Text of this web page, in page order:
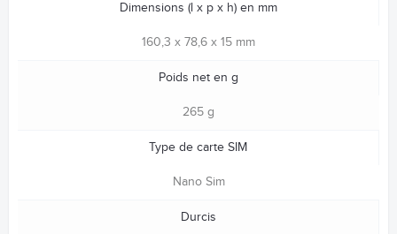
Dimensions (l x p x h) en mm
160,3 x 78,6 x 15 mm
Poids net en g
265 g
Type de carte SIM
Nano Sim
Durcis